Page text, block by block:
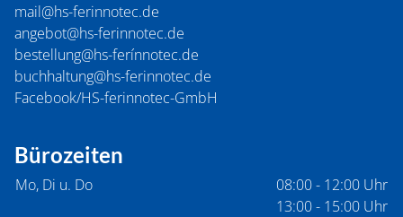
mail@hs-ferinnotec.de
angebot@hs-ferinnotec.de
bestellung@hs-ferínnotec.de
buchhaltung@hs-ferinnotec.de
Facebook/HS-ferinnotec-GmbH
Bürozeiten
Mo, Di u. Do
08:00 - 12:00 Uhr
13:00 - 15:00 Uhr